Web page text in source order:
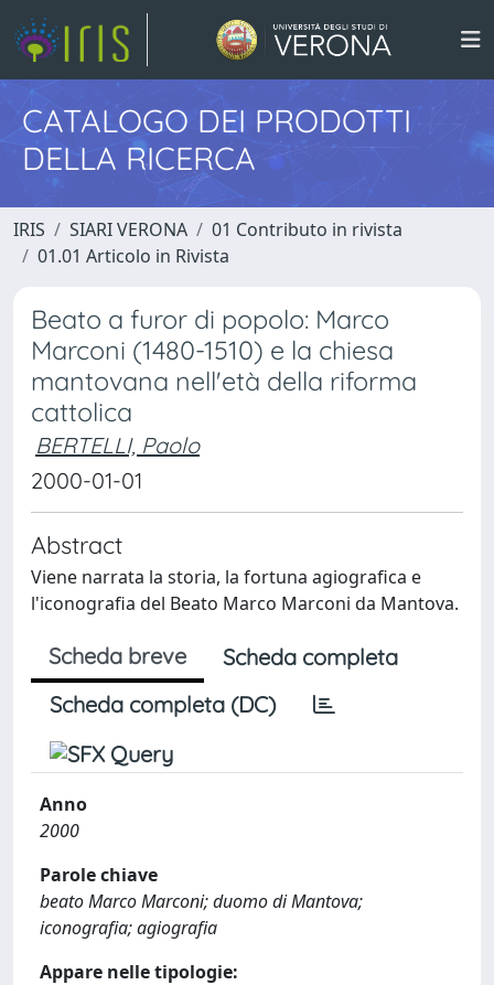
CATALOGO DEI PRODOTTI
DELLA RICERCA
IRIS SIARI VERONA
01 Contributo in rivista
01.01 Articolo in Rivista
Beato a furor di popolo: Marco
Marconi (1480-1510) e la chiesa
mantovana nell'età della riforma
cattolica
BERTELLI, Paolo
2000-01-01
Abstract
Viene narrata la storia, la fortuna agiografica e
l'iconografia del Beato Marco Marconi da Mantova.
Scheda breve
Scheda completa
Scheda completa (DC)
Anno
2000
Parole chiave
beato Marco Marconi; duomo di Mantova;
iconografia; agiografia
Appare nelle tipologie: